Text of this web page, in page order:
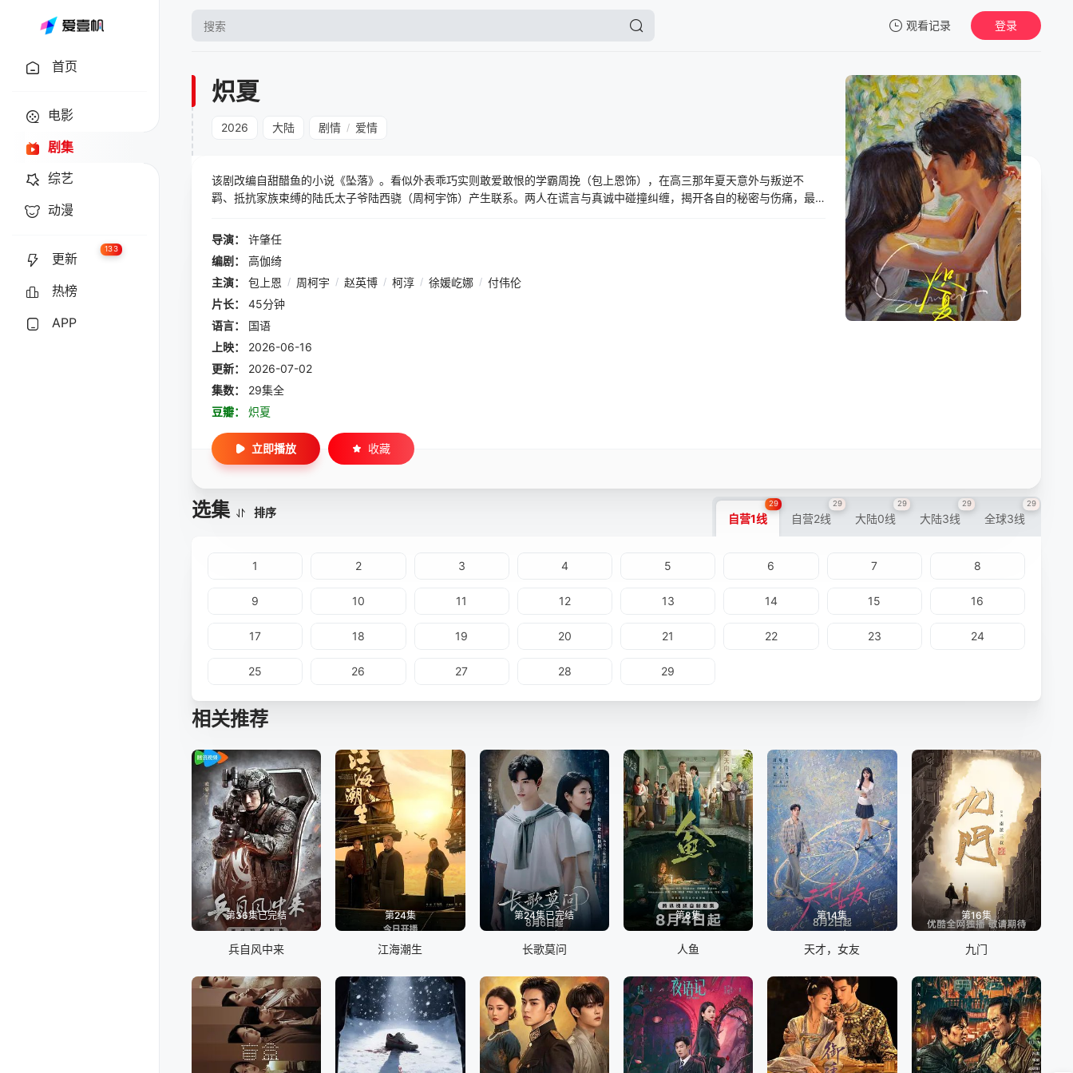
观看记录
暂无观看影片的记录
登录
首页
电影
剧集
综艺
动漫
更新
133
热榜
APP
炽夏
2026 大陆 剧情 / 爱情
该剧改编自甜醋鱼的小说《坠落》。看似外表乖巧实则敢爱敢恨的学霸周挽（包上恩饰），在高三那年夏天意外与叛逆不
羁、抵抗家族束缚的陆氏太子爷陆西骁（周柯宇饰）产生联系。两人在谎言与真诚中碰撞纠缠，揭开各自的秘密与伤痛，最
导演：
许肇任
编剧：
高伽绮
主演：
包上恩 / 周柯宇 / 赵英博 / 柯淳 / 徐媛屹娜 / 付伟伦
片长：
45分钟
语言：
国语
上映：
2026-06-16
更新：
2026-07-02
集数：
29集全
豆瓣：
炽夏
立即播放 收藏
选集 排序 自营1线
29
自营2线
29
大陆0线
29
大陆3线
29
全球3线
29
1 2 3 4 5 6 7 8
9 10 11 12 13 14 15 16
17 18 19 20 21 22 23 24
25 26 27 28 29
相关推荐
第36集已完结
兵自风中来
第24集
江海潮生
第24集已完结
长歌莫问
第8集
人鱼
第14集
天才，女友
第16集
九门